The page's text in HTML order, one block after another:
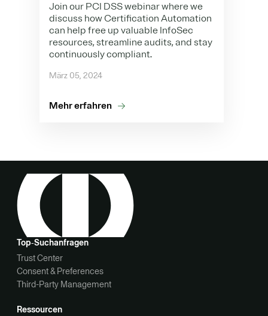
Join our PCI DSS webinar where we
discuss how Certification Automation
can help free up valuable InfoSec
resources, streamline audits, and stay
continuously compliant.
März 05, 2024
Mehr erfahren
Top‑Suchanfragen
Trust Center
Consent & Preferences
Third-Party Management
Ressourcen